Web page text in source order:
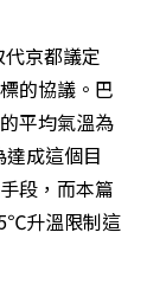
代京都議定
的協議。巴
平均氣溫為
成這個目
段，而本篇
升溫限制這